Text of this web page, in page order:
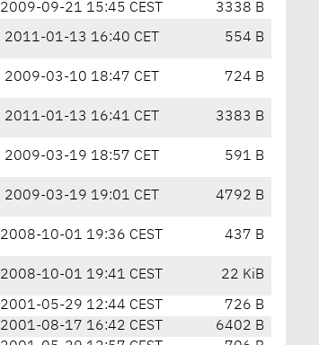
2009-09-21 15:45 CEST
3338 B
2011-01-13 16:40 CET 554 B
2009-03-10 18:47 CET 724 B
2011-01-13 16:41 CET 3383 B
2009-03-19 18:57 CET 591 B
2009-03-19 19:01 CET 4792 B
2008-10-01 19:36 CEST 437 B
2008-10-01 19:41 CEST 22 KiB
2001-05-29 12:44 CEST
726 B
2001-08-17 16:42 CEST
6402 B